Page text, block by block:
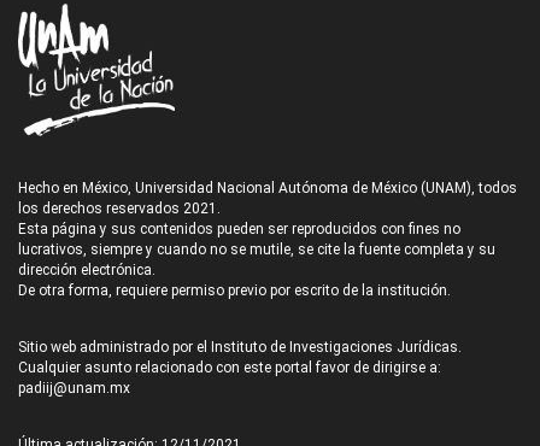
Hecho en México, Universidad Nacional Autónoma de México (UNAM), todos
los derechos reservados 2021.
Esta página y sus contenidos pueden ser reproducidos con fines no
lucrativos, siempre y cuando no se mutile, se cite la fuente completa y su
dirección electrónica.
De otra forma, requiere permiso previo por escrito de la institución.
Sitio web administrado por el Instituto de Investigaciones Jurídicas.
Cualquier asunto relacionado con este portal favor de dirigirse a:
padiij@unam.mx